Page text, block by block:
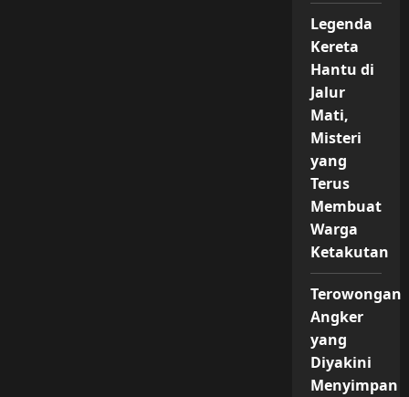
Legenda
Kereta
Hantu di
Jalur
Mati,
Misteri
yang
Terus
Membuat
Warga
Ketakutan
Terowongan
Angker
yang
Diyakini
Menyimpan